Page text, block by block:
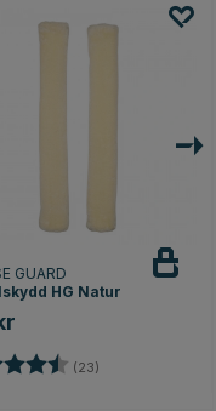
GUARD
HG Natur
(23)